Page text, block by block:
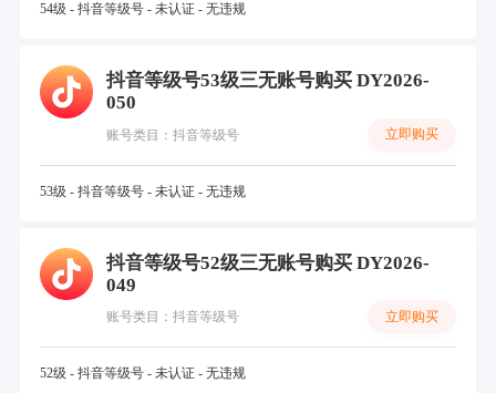
54级 - 抖音等级号 - 未认证 - 无违规
抖音等级号53级三无账号购买 DY2026-
050
账号类目：抖音等级号 立即购买
53级 - 抖音等级号 - 未认证 - 无违规
抖音等级号52级三无账号购买 DY2026-
049
账号类目：抖音等级号 立即购买
52级 - 抖音等级号 - 未认证 - 无违规